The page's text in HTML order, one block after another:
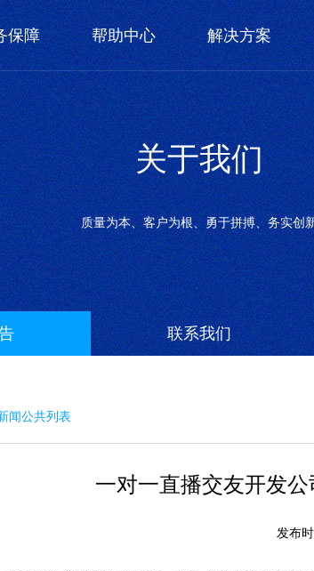
保障 帮助中心 解决方案
关于我们
质量为本、客户为根、勇于拼搏、务实创
联系我们
闻公共列表
一对一直播交友开发
发布